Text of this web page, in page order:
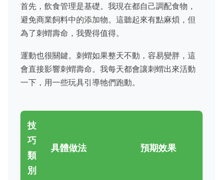
首先，飲食管理是基礎。我現在都自己調配食物，
避免商業飼料中的添加物。這聽起來有點麻煩，但
為了刺蝟壽命，我覺得值得。
運動也很關鍵。刺蝟如果整天不動，容易變胖，這
會直接影響刺蝟壽命。我每天都會讓刺蝟出來活動
一下，用一些玩具引導牠們跑動。
技
巧
類
別
具體做法 預期效果